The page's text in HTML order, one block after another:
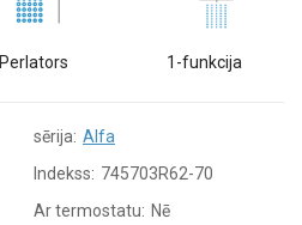
Perlators 1-funkcija
sērija: Alfa
Indekss: 745703R62-70
Ar termostatu: Nē